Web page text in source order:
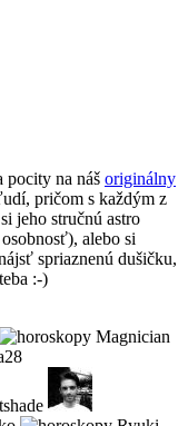
pocity na náš originálny
pričom s každým z
jeho stručnú astro
alebo si
spriaznenú dušičku,
:-)